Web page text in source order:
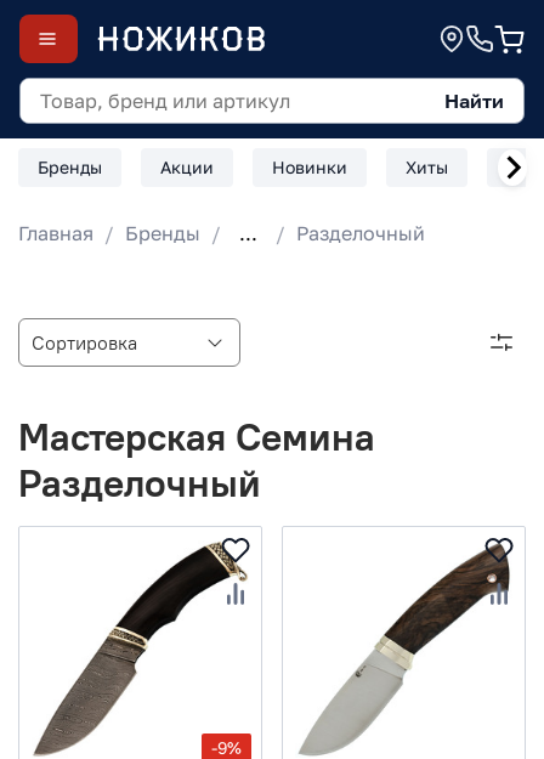
Найти
Бренды Акции Новинки Хиты
Главная Бренды ... Разделочный
Мастерская Семина
Разделочный
-9%